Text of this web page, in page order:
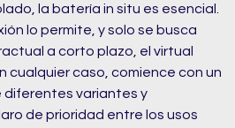
la batería in situ es esencial.
lo permite, y solo se busca
a corto plazo, el virtual
cualquier caso, comience con un
diferentes variantes y
de prioridad entre los usos